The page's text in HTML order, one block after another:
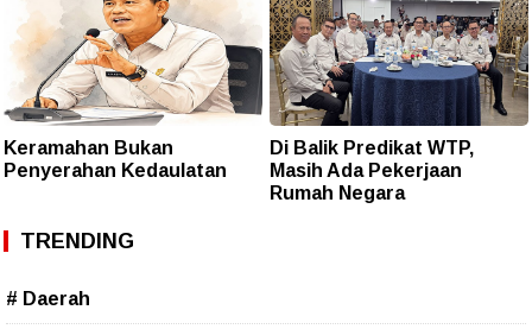
Keramahan Bukan
Penyerahan Kedaulatan
Di Balik Predikat WTP,
Masih Ada Pekerjaan
Rumah Negara
TRENDING
# Daerah